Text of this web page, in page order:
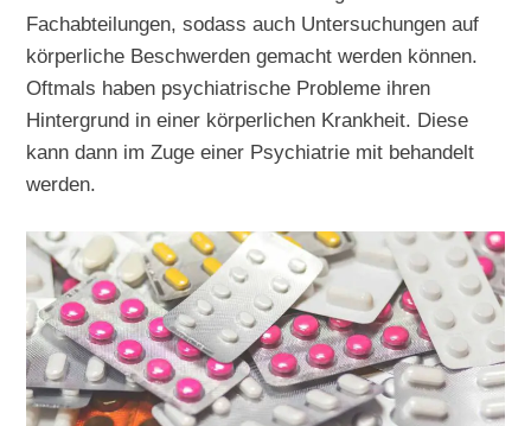
Fachabteilungen, sodass auch Untersuchungen auf
körperliche Beschwerden gemacht werden können.
Oftmals haben psychiatrische Probleme ihren
Hintergrund in einer körperlichen Krankheit. Diese
kann dann im Zuge einer Psychiatrie mit behandelt
werden.